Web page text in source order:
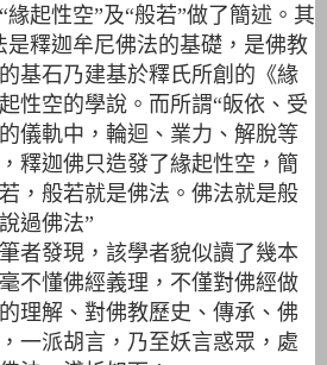
起性空”及“般若”做了簡述。其
是釋迦牟尼佛法的基礎，是佛教
基石乃建基於釋氏所創的《緣
性空的學說。而所謂“皈依、受
儀軌中，輪迴、業力、解脫等
釋迦佛只造發了緣起性空，簡
，般若就是佛法。佛法就是般
過佛法”
發現，該學者貌似讀了幾本
不懂佛經義​​理，不僅對佛經做
理解、對佛教歷史、傳承、佛
一派胡言，乃至妖言惑眾，處